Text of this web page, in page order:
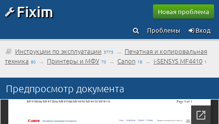
Fixim Новая проблема
Вход
Проблемы
Инструкции по эксплуатации 3775 → Печатная и копировальная
техника 80 → Принтеры и МФУ 70 → Canon 18 → i-SENSYS MF4410 1
Предпросмотр документа